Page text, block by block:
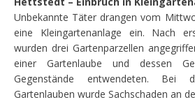
Unbekannte Täter drangen vom
eine Kleingartenanlage ein. Nach
wurden drei Gartenparzellen
einer Gartenlaube und dessen
Gegenstände entwendeten. Bei
Gartenlauben wurde Sachschaden an